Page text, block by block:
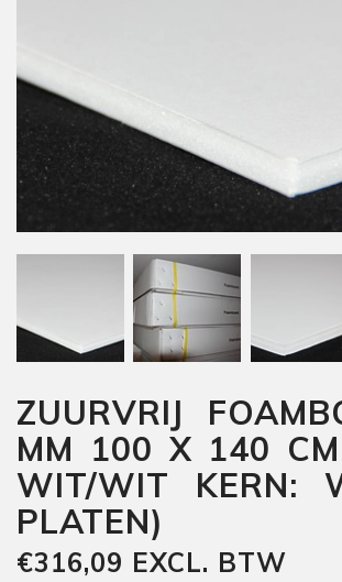
ZUURVRIJ
MM 100 X 140 CM
WIT/WIT KERN:
PLATEN)
€316,09 EXCL. BTW